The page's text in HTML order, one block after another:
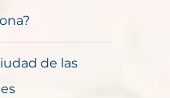
de las